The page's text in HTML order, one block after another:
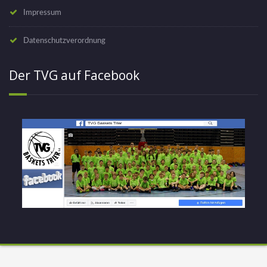
Impressum
Datenschutzverordnung
Der TVG auf Facebook